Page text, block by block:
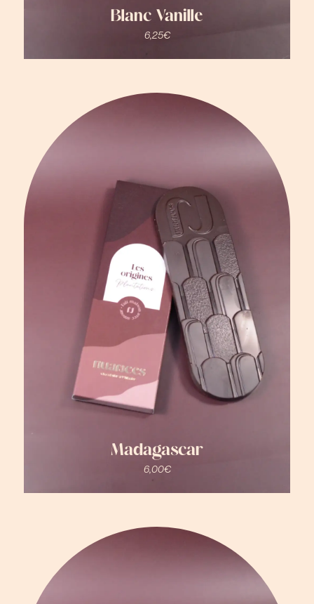
6,25€
Blanc Vanille
6,00€
Madagascar